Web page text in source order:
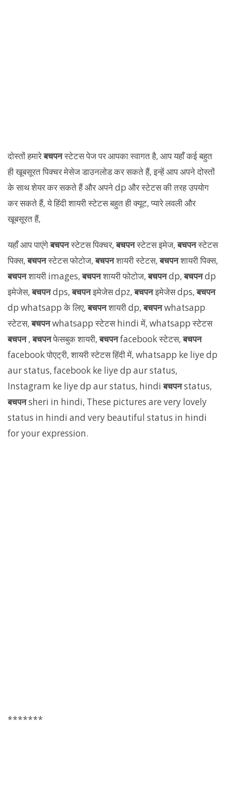
दोस्तों हमारेबचपनस्टेटस पेज पर आपका स्वागत है, आप यहाँ कई बहुत
ही खूबसूरत पिक्चर मेसेज डाउनलोड कर सकते हैं, इन्हें आप अपने दोस्तों
के साथ शेयर कर सकते हैं और अपने dp और स्टेटस की तरह उपयोग
कर सकते हैं, ये हिंदी शायरी स्टेटस बहुत ही क्यूट, प्यारे लवली और
खूबसूरत हैं,
यहाँ आप पाएंगेबचपनस्टेटस पिक्चर,बचपनस्टेटस इमेज,बचपनस्टेटस
पिक्स,बचपनस्टेटस फोटोज,बचपनशायरी स्टेटस,बचपनशायरी पिक्स,
बचपनशायरी images,बचपनशायरी फोटोज,बचपनdp,बचपनdp
इमेजेस,बचपनdps,बचपनइमेजेस dpz,बचपनइमेजेस dps,बचपन
dp whatsapp के लिए,बचपनशायरी dp,बचपनwhatsapp
स्टेटस,बचपनwhatsapp स्टेटस hindi में, whatsapp स्टेटस
बचपन,बचपनफेसबुक शायरी,बचपनfacebook स्टेटस,बचपन
facebook पोएट्री, शायरी स्टेटस हिंदी में, whatsapp ke liye dp
aur status, facebook ke liye dp aur status,
Instagram ke liye dp aur status, hindiबचपनstatus,
बचपनsheri in hindi, These pictures are very lovely
status in hindi and very beautiful status in hindi
for your expression.
*******